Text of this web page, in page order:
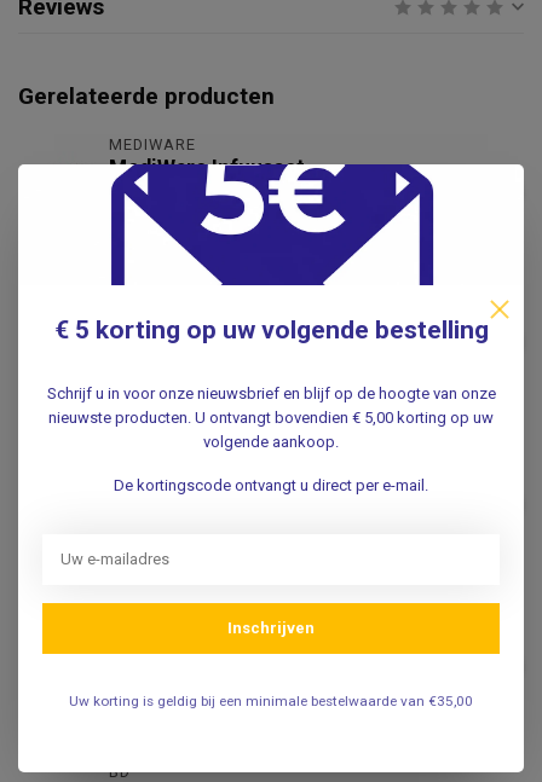
Reviews
Gerelateerde producten
MEDIWARE
MediWare Infuusset -
Compleet incl. 2 Naalden en 2
Infuuspleisters
€8,95
BD Venflon Pro Safety
infuusnaald Blauw 22G
€1,95
Infuuspleister -
.
MediWare Infuusset -
.
BD
€ 5 korting op uw volgende bestelling
Schrijf u in voor onze nieuwsbrief en blijf op de hoogte van onze
nieuwste producten. U ontvangt bovendien € 5,00 korting op uw
volgende aankoop.
De kortingscode ontvangt u direct per e-mail.
Inschrijven
Uw korting is geldig bij een minimale bestelwaarde van €35,00